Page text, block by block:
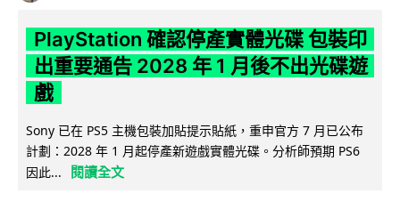
PlayStation 確認停產實體光碟 包裝印
出重要通告 2028 年 1 月後不出光碟遊
戲
Sony 已在 PS5 主機包裝加貼提示貼紙，重申官方 7 月已公布
計劃：2028 年 1 月起停產新遊戲實體光碟。分析師預期 PS6
因此...
閱讀全文